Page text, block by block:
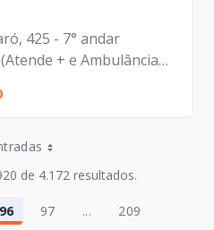
425 - 7° andar
+ e Ambulâncias
Johann Nogueira
Mateus Dias Marçal
por Página
por Página
por Página
de 4.172 resultados.
Usar ABA para
Página
96 Página
97 ...Páginas
Página
98
Página
209